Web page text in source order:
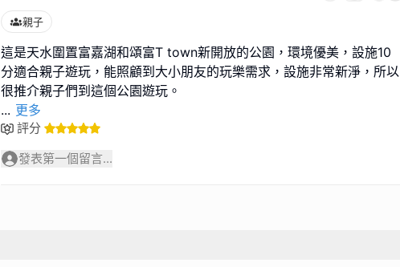
親子
這是天水圍置富嘉湖和頌富T town新開放的公園，環境優美，設施10
分適合親子遊玩，能照顧到大小朋友的玩樂需求，設施非常新淨，所以
... 更多
評分
發表第一個留言...